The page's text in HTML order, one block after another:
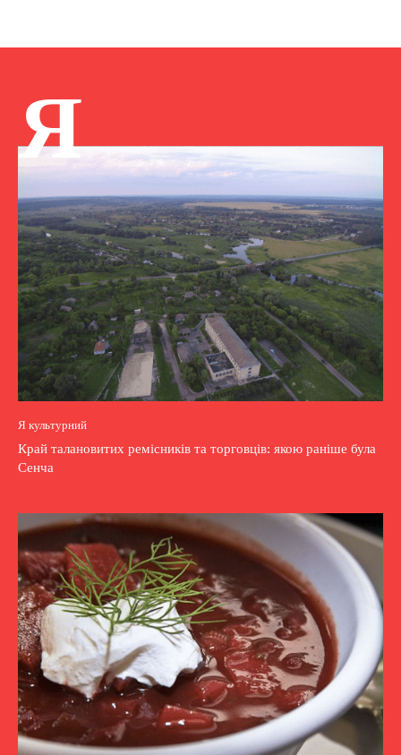
Я
Я культурний
Край талановитих ремісників та торговців: якою раніше була
Сенча